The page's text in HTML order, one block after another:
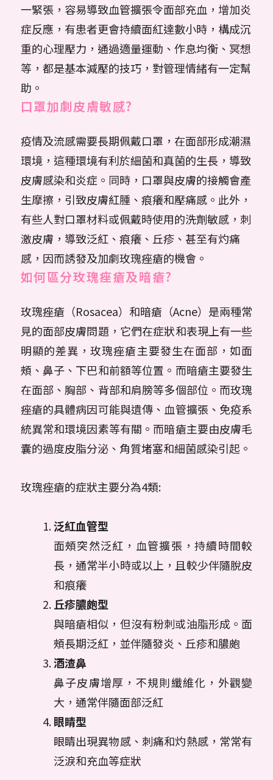
一緊張，容易導致血管擴張令面部充血，增加炎
症反應，有患者更會持續面紅達數小時，構成沉
重的心理壓力，通過適量運動、作息均衡、冥想
等，都是基本減壓的技巧，對管理情緒有一定幫
助。
口罩加劇皮膚敏感?
疫情及流感需要長期佩戴口罩，在面部形成潮濕
環境，這種環境有利於細菌和真菌的生長，導致
皮膚感染和炎症。同時，口罩與皮膚的接觸會產
生摩擦，引致皮膚紅腫、痕癢和壓痛感。此外，
有些人對口罩材料或佩戴時使用的洗劑敏感，刺
激皮膚，導致泛紅、痕癢、丘疹、甚至有灼痛
感，因而誘發及加劇玫瑰痤瘡的機會。
如何區分玫瑰痤瘡及暗瘡?
玫瑰痤瘡（Rosacea）和暗瘡（Acne）是兩種常
見的面部皮膚問題，它們在症狀和表現上有一些
明顯的差異，玫瑰痤瘡主要發生在面部，如面
頰、鼻子、下巴和前額等位置。而暗瘡主要發生
在面部、胸部、背部和肩膀等多個部位。而玫瑰
痤瘡的具體病因可能與遺傳、血管擴張、免疫系
統異常和環境因素等有關。而暗瘡主要由皮膚毛
囊的過度皮脂分泌、角質堵塞和細菌感染引起。
玫瑰痤瘡的症狀主要分為4類:
泛紅血管型
面頰突然泛紅，血管擴張，持續時間較
長，通常半小時或以上，且較少伴隨脫皮
和痕癢
丘疹膿皰型
與暗瘡相似，但沒有粉刺或油脂形成。面
頰長期泛紅，並伴隨發炎、丘疹和膿皰
酒渣鼻
鼻子皮膚增厚，不規則纖維化，外觀變
大，通常伴隨面部泛紅
眼睛型
眼睛出現異物感、刺痛和灼熱感，常常有
泛淚和充血等症狀